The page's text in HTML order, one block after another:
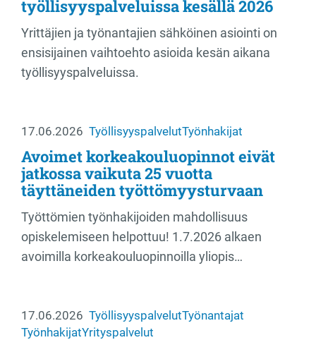
työllisyyspalveluissa kesällä 2026
Yrittäjien ja työnantajien sähköinen asiointi on
ensisijainen vaihtoehto asioida kesän aikana
työllisyyspalveluissa.
17.06.2026 TyöllisyyspalvelutTyönhakijat
Avoimet korkeakouluopinnot eivät
jatkossa vaikuta 25 vuotta
täyttäneiden työttömyysturvaan
Työttömien työnhakijoiden mahdollisuus
opiskelemiseen helpottuu! 1.7.2026 alkaen
avoimilla korkeakouluopinnoilla yliopis…
17.06.2026 TyöllisyyspalvelutTyönantajat
TyönhakijatYrityspalvelut